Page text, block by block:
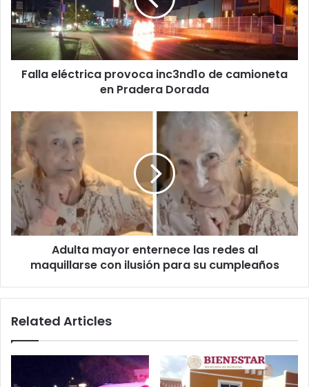
camioneta
en
Pradera
Dorada
Falla eléctrica provoca inc3nd1o de camioneta
en Pradera Dorada
Adulta
enternece
las
redes
al
maquillarse
con
ilusión
Adulta mayor enternece las redes al
maquillarse con ilusión para su cumpleaños
Related Articles